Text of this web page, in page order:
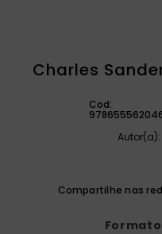
Charles
Cod:
Autor(a):